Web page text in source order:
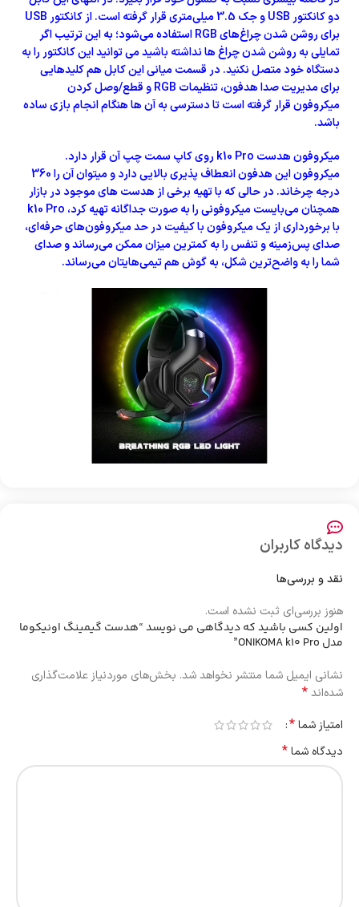
دو کانکتور USB و جک 3.5 میلی‌متری قرار گرفته است. از کانکتور USB
برای روشن شدن چراغ‌های RGB استفاده می‌شود؛ به این ترتیب اگر
تمایلی به روشن شدن چراغ ها نداشته باشید می توانید این کانکتور را به
دستگاه خود متصل نکنید. در قسمت میانی این کابل هم کلیدهایی
برای مدیریت صدا هدفون، تنظیمات RGB و قطع/وصل کردن
میکروفون قرار گرفته است تا دسترسی به آن ها هنگام انجام بازی ساده
باشد.
میکروفون هدست k10 Pro روی کاپ سمت چپ آن قرار دارد.
میکروفون این هدفون انعطاف پذیری بالایی دارد و می‎توان آن را 360
درجه چرخاند. در حالی که با تهیه برخی از هدست های موجود در بازار
همچنان می‌بایست میکروفونی را به صورت جداگانه تهیه کرد، k10 Pro
با برخورداری از یک میکروفون با کیفیت در حد میکروفون‌های حرفه‌ای،
صدای پس‌زمینه و تنفس را به کمترین میزان ممکن می‌رساند و صدای
شما را به واضح‌ترین شکل، به گوش هم تیمی‌هایتان می‌رساند.
دیدگاه کاربران
نقد و بررسی‌ها
هنوز بررسی‌ای ثبت نشده است.
اولین کسی باشید که دیدگاهی می نویسد “هدست گیمینگ اونیکوما
مدل ONIKOMA k10 Pro”
نشانی ایمیل شما منتشر نخواهد شد. بخش‌های موردنیاز علامت‌گذاری
شده‌اند*
امتیاز شما*
دیدگاه شما*